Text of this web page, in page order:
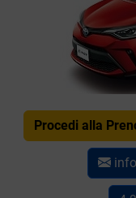
Procedi alla